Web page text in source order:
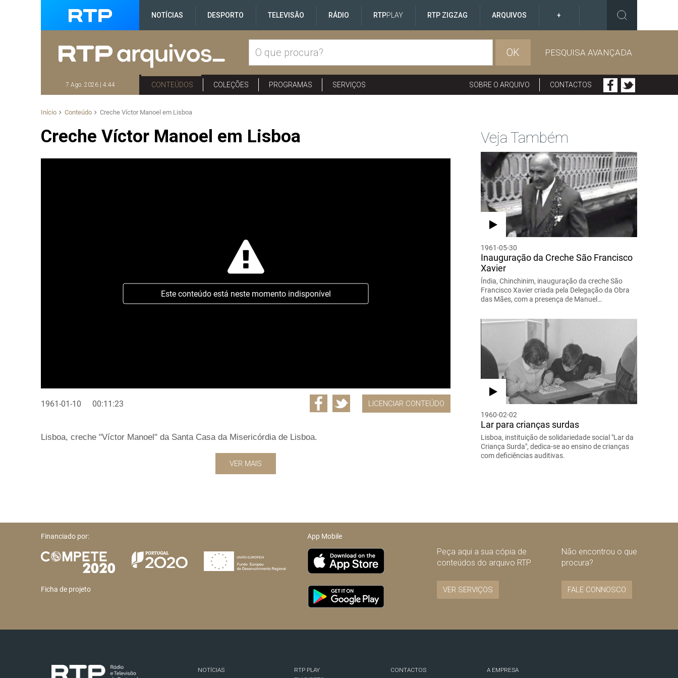
NOTÍCIAS DESPORTO TELEVISÃO RÁDIO RTPPLAY RTP ZIGZAG ARQUIVOS +
OK PESQUISA AVANÇADA
7 Ago. 2026 | 4:44 CONTEÚDOS COLEÇÕES PROGRAMAS SERVIÇOS SOBRE O ARQUIVO CONTACTOS
Início Conteúdo Creche Víctor Manoel em Lisboa
Creche Víctor Manoel em Lisboa
Este conteúdo está neste momento indisponível
1961-01-10 00:11:23 LICENCIAR CONTEÚDO
Lisboa, creche "Víctor Manoel" da Santa Casa da Misericórdia de Lisboa.
VER MAIS
Veja Também
1961-05-30
Inauguração da Creche São Francisco
Xavier
Índia, Chinchinim, inauguração da creche São
Francisco Xavier criada pela Delegação da Obra
das Mães, com a presença de Manuel…
1960-02-02
Lar para crianças surdas
Lisboa, instituição de solidariedade social "Lar da
Criança Surda", dedica-se ao ensino de crianças
com deficiências auditivas.
Financiado por:
Ficha de projeto
App Mobile
Peça aqui a sua cópia de
conteúdos do arquivo RTP
VER SERVIÇOS
Não encontrou o que
procura?
FALE CONNOSCO
NOTÍCIAS
RTP PLAY
CONTACTOS
A EMPRESA